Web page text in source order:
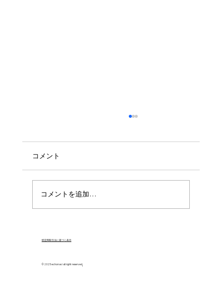
運営より 🎥新規配信のお知らせ
コメント
コメントを追加…
特定商取引法に基づく表示
© 2025 echonavi all right reserved